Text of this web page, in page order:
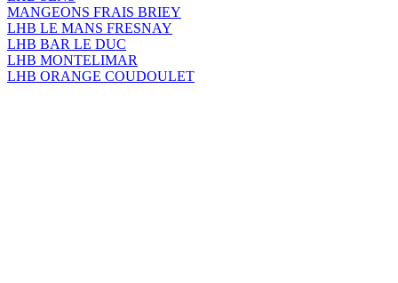
MANGEONS FRAIS BRIEY
LHB LE MANS FRESNAY
LHB BAR LE DUC
LHB MONTELIMAR
LHB ORANGE COUDOULET